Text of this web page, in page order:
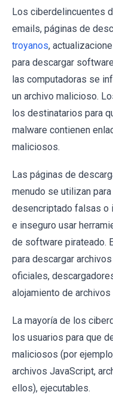
Los ciberdelincuentes
emails, páginas de
troyanos,
para descargar
las computadoras se
un archivo malicioso.
los destinatarios para
malware contienen
maliciosos.
Las páginas de
menudo se utilizan
desencriptado falsas o
e inseguro usar
de software pirateado.
para descargar
oficiales,
alojamiento de archivos
La mayoría de los
los usuarios para que
maliciosos (por
archivos JavaScript,
ellos), ejecutables.